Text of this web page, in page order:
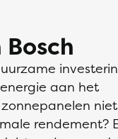
aan het
rendement?